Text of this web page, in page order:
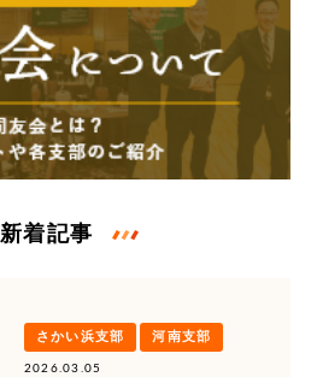
新着記事
さかい浜支部 河南支部
2026.03.05